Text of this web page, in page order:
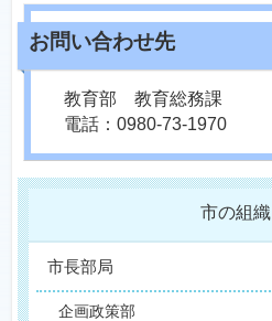
教育部 教育総務課
電話：0980-73-1970
市の組織
市長部局
企画政策部